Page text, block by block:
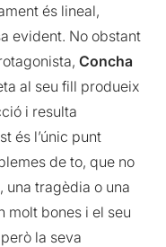
és lineal,
evident. No obstant
Concha
al seu fill produeix
i resulta
és l’únic punt
de to, que no
una tragèdia o una
molt bones i el seu
la seva